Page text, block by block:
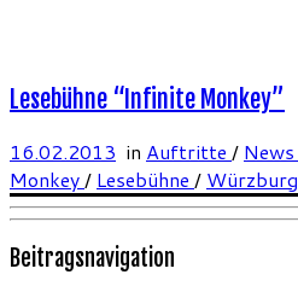
Lesebühne “Infinite Monkey”
16.02.2013 in Auftritte / News
Monkey/ Lesebühne / Würzburg
Beitragsnavigation